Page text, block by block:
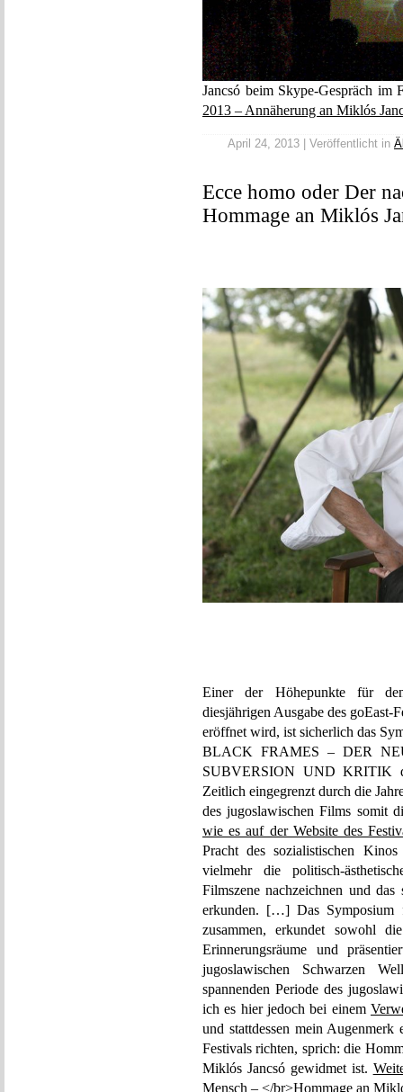
Jancsó beim Skype-Gespräch im
2013 – Annäherung an Miklós
April 24, 2013 | Veröffentlicht in
Ecce homo oder Der
Hommage an Miklós
Einer der Höhepunkte für
diesjährigen Ausgabe des goEast-
eröffnet wird, ist sicherlich das
BLACK FRAMES – DER
SUBVERSION UND KRITIK
Zeitlich eingegrenzt durch die
des jugoslawischen Films somit
wie es auf der Website des
Pracht des sozialistischen
vielmehr die politisch-
Filmszene nachzeichnen und
erkunden. […] Das Symposium
zusammen, erkundet sowohl
Erinnerungsräume und
jugoslawischen Schwarzen
spannenden Periode des
ich es hier jedoch bei einem
und stattdessen mein
Festivals richten, sprich: die
Miklós Jancsó gewidmet ist.
Mensch – </br>Hommage an